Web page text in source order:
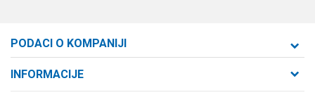
PODACI O KOMPANIJI
INFORMACIJE